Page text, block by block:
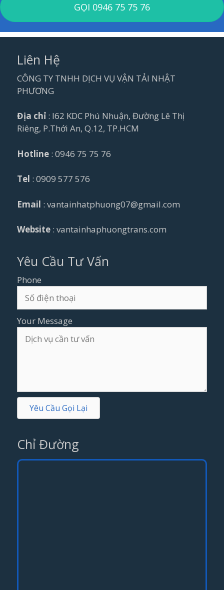
GỌI 0946 75 75 76
Liên Hệ
CÔNG TY TNHH DỊCH VỤ VẬN TẢI NHẬT
PHƯƠNG
Địa chỉ : I62 KDC Phú Nhuận, Đường Lê Thị
Riêng, P.Thới An, Q.12, TP.HCM
Hotline : 0946 75 75 76
Tel : 0909 577 576
Email : vantainhatphuong07@gmail.com
Website : vantainhaphuongtrans.com
Yêu Cầu Tư Vấn
Phone
Your Message
Yêu Cầu Gọi Lại
Chỉ Đường